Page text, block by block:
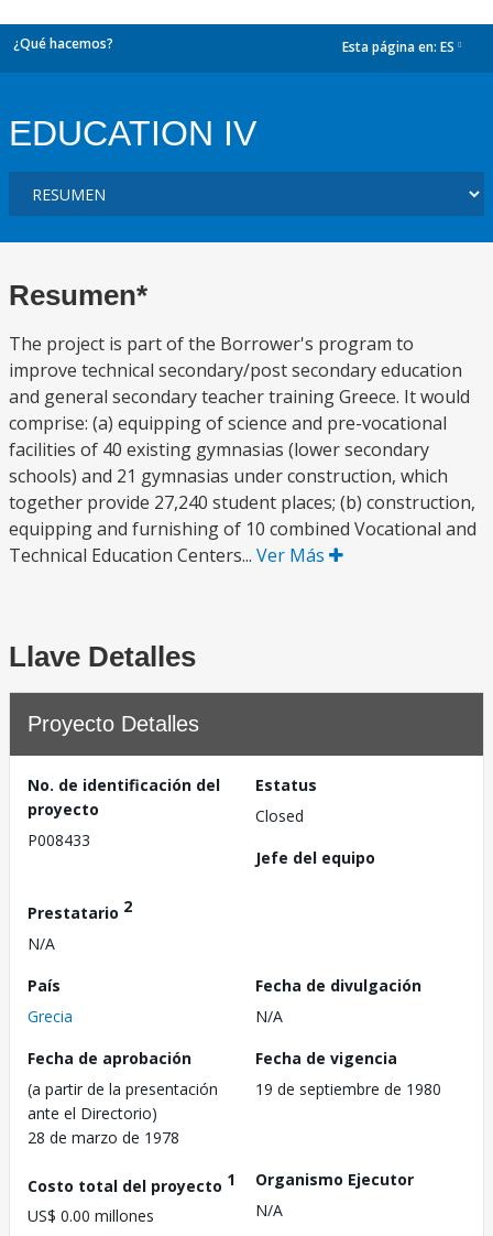
¿Qué hacemos? Esta página en: ES
EDUCATION IV
Resumen*
The project is part of the Borrower's program to
improve technical secondary/post secondary education
and general secondary teacher training Greece. It would
comprise: (a) equipping of science and pre-vocational
facilities of 40 existing gymnasias (lower secondary
schools) and 21 gymnasias under construction, which
together provide 27,240 student places; (b) construction,
equipping and furnishing of 10 combined Vocational and
Technical Education Centers... Ver Más
Llave Detalles
Proyecto Detalles
No. de identificación del
proyecto
P008433
Estatus
Closed
Jefe del equipo
Prestatario 2
N/A
País
Grecia
Fecha de divulgación
N/A
Fecha de aprobación
(a partir de la presentación
ante el Directorio)
28 de marzo de 1978
Fecha de vigencia
19 de septiembre de 1980
Costo total del proyecto 1
US$ 0.00 millones
Organismo Ejecutor
N/A